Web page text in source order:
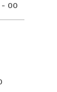
- 00